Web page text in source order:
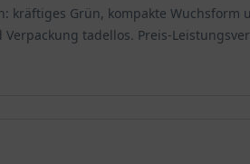
Grün, kompakte
tadellos. Preis-